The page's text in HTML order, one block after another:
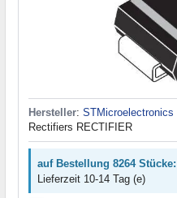
Hersteller: STMicroelectronics
Rectifiers RECTIFIER
auf Bestellung 8264 Stücke:
Lieferzeit 10-14 Tag (e)